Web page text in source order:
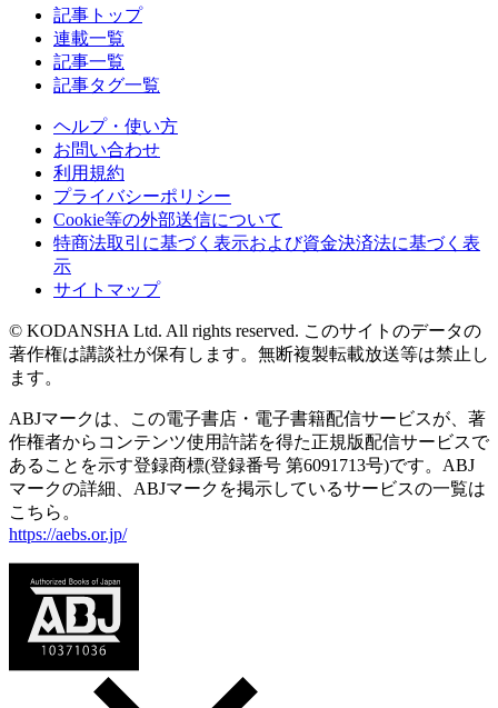
記事トップ
連載一覧
記事一覧
記事タグ一覧
ヘルプ・使い方
お問い合わせ
利用規約
プライバシーポリシー
Cookie等の外部送信について
特商法取引に基づく表示および資金決済法に基づく表
示
サイトマップ
© KODANSHA Ltd. All rights reserved. このサイトのデータの
著作権は講談社が保有します。無断複製転載放送等は禁止し
ます。
ABJマークは、この電子書店・電子書籍配信サービスが、著
作権者からコンテンツ使用許諾を得た正規版配信サービスで
あることを示す登録商標(登録番号 第6091713号)です。ABJ
マークの詳細、ABJマークを掲示しているサービスの一覧は
こちら。
https://aebs.or.jp/